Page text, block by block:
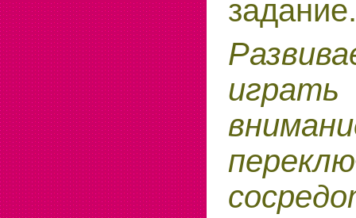
задание.